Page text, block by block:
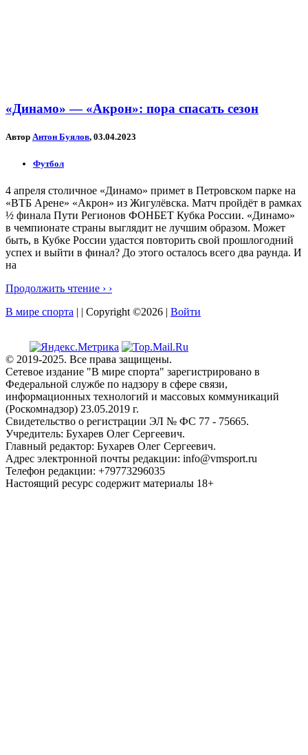
«Динамо» — «Акрон»: пора спасать сезон
Автор Антон Буялов, 03.04.2023
Футбол
4 апреля столичное «Динамо» примет в Петровском парке на
«ВТБ Арене» «Акрон» из Жигулёвска. Матч пройдёт в рамках
½ финала Пути Регионов ФОНБЕТ Кубка России. «Динамо»
в чемпионате страны выглядит не лучшим образом. Может
быть, в Кубке России удастся повторить свой прошлогодний
успех и выйти в финал? До этого осталось всего два раунда. И
на
Продолжить чтение › ›
В мире спорта | | Copyright ©2026 | Войти
© 2019-2025. Все права защищены.
Сетевое издание "В мире спорта" зарегистрировано в
Федеральной службе по надзору в сфере связи,
информационных технологий и массовых коммуникаций
(Роскомнадзор) 23.05.2019 г.
Свидетельство о регистрации ЭЛ № ФС 77 - 75665.
Учредитель: Бухарев Олег Сергеевич.
Главный редактор: Бухарев Олег Сергеевич.
Адрес электронной почты редакции: info@vmsport.ru
Телефон редакции: +79773296035
Настоящий ресурс содержит материалы 18+